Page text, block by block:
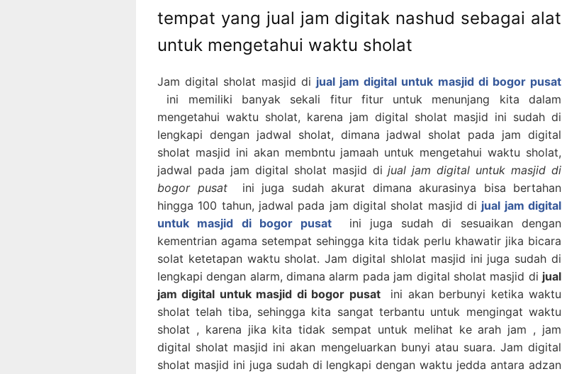
tempat yang jual jam digitak nashud sebagai alat
untuk mengetahui waktu sholat
Jam digital sholat masjid di jual jam digital untuk masjid di bogor pusat
ini memiliki banyak sekali fitur fitur untuk menunjang kita dalam
mengetahui waktu sholat, karena jam digital sholat masjid ini sudah di
lengkapi dengan jadwal sholat, dimana jadwal sholat pada jam digital
sholat masjid ini akan membntu jamaah untuk mengetahui waktu sholat,
jadwal pada jam digital sholat masjid dijual jam digital untuk masjid di
bogor pusat
ini juga sudah akurat dimana akurasinya bisa bertahan
hingga 100 tahun, jadwal pada jam digital sholat masjid di jual jam digital
untuk masjid di bogor pusat ini juga sudah di sesuaikan dengan
kementrian agama setempat sehingga kita tidak perlu khawatir jika bicara
solat ketetapan waktu sholat. Jam digital shlolat masjid ini juga sudah di
lengkapi dengan alarm, dimana alarm pada jam digital sholat masjid di jual
jam digital untuk masjid di bogor pusatini akan berbunyi ketika waktu
sholat telah tiba, sehingga kita sangat terbantu untuk mengingat waktu
sholat , karena jika kita tidak sempat untuk melihat ke arah jam , jam
digital sholat masjid ini akan mengeluarkan bunyi atau suara. Jam digital
sholat masjid ini juga sudah di lengkapi dengan waktu jedda antara adzan